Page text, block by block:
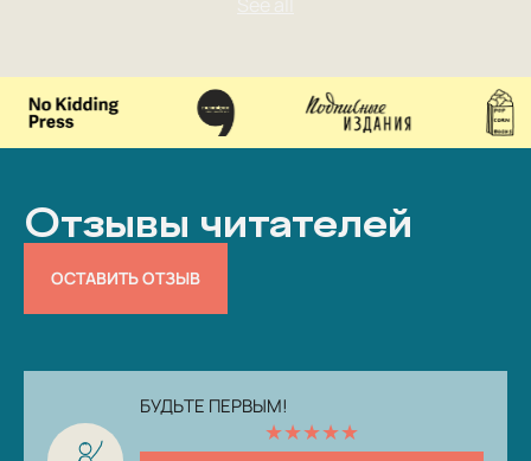
Отзывы читателей
ОСТАВИТЬ ОТЗЫВ
БУДЬТЕ ПЕРВЫМ!
★★★★★